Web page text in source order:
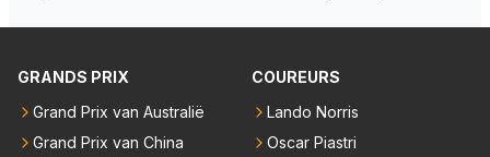
ton kan slopen. Hij heeft dat natuurlijk ook in zich, al
moeten onderschrijf ik maar het is niet gezegd dat ik
vooruit te houden zonder gezichtsverlies is de oplos
sing eenvoudig. Maak de motor voor een groot deel
GRANDS PRIX
Grand Prix van Australië
Grand Prix van China
COUREURS
Lando Norris
Oscar Piastri